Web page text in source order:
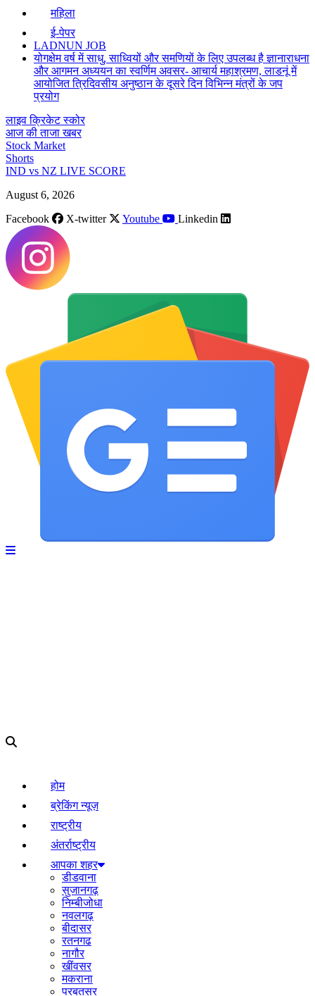
महिला
ई-पेपर
LADNUN JOB
योगक्षेम वर्ष में साधु, साध्वियों और समणियों के लिए उपलब्ध है ज्ञानाराधना
और आगमन अध्ययन का स्वर्णिम अवसर- आचार्य महाश्रमण, लाडनूं में
आयोजित त्रिदिवसीय अनुष्ठान के दूसरे दिन विभिन्न मंत्रों के जप
प्रयोग
लाइव क्रिकेट स्कोर
आज की ताजा खबर
Stock Market
Shorts
IND vs NZ LIVE SCORE
August 6, 2026
Facebook
X-twitter Youtube Linkedin
होम
ब्रेकिंग न्यूज़
राष्ट्रीय
अंतर्राष्ट्रीय
आपका शहर
डीडवाना
सुजानगढ़
निम्बीजोधा
नवलगढ़
बीदासर
रतनगढ
नागौर
खींवसर
मकराना
परबतसर